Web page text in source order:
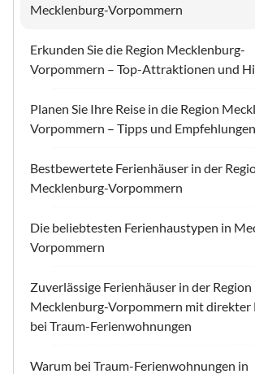
Mecklenburg-Vorpommern
Erkunden Sie die Region Mecklenburg-
Vorpommern – Top-Attraktionen und
Planen Sie Ihre Reise in die Region
Vorpommern – Tipps und Empfehlungen
Bestbewertete Ferienhäuser in der
Mecklenburg-Vorpommern
Die beliebtesten Ferienhaustypen in
Vorpommern
Zuverlässige Ferienhäuser in der Region
Mecklenburg-Vorpommern mit direkter
bei Traum-Ferienwohnungen
Warum bei Traum-Ferienwohnungen in